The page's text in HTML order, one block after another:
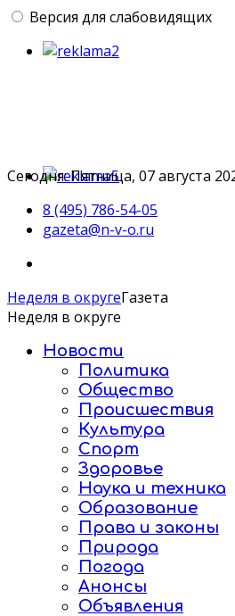
Версия для слабовидящих
Сегодня: Пятница, 07 августа
8 (495) 786-54-05
gazeta@n-v-o.ru
Неделя в округеГазета
Неделя в округе
Новости
Политика
Общество
Происшествия
Культура
Спорт
Здоровье
Наука и техника
Образование
Права и законы
Природа
Погода
Анонсы
Объявления